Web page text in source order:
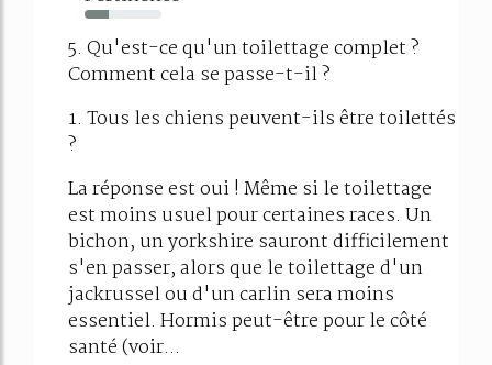
32%
5. Qu'est-ce qu'un toilettage complet ?
Comment cela se passe-t-il ?
1. Tous les chiens peuvent-ils être toilettés
?
La réponse est oui ! Même si le toilettage
est moins usuel pour certaines races. Un
bichon, un yorkshire sauront difficilement
s'en passer, alors que le toilettage d'un
jackrussel ou d'un carlin sera moins
essentiel. Hormis peut-être pour le côté
santé (voir...